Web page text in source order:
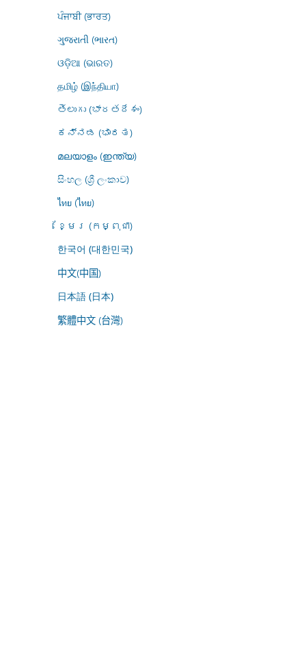
ਪੰਜਾਬੀ (ਭਾਰਤ)
ગુજરાતી (ભારત)
ଓଡ଼ିଆ (ଭାରତ)
தமிழ் (இந்தியா)
తెలుగు (భారతదేశం)
ಕನ್ನಡ (ಭಾರತ)
മലയാളം (ഇന്ത്യ)
සිංහල (ශ්‍රී ලංකාව)
ไทย (ไทย)
ខ្មែរ (កម្ពុជា)
한국어 (대한민국)
中文(中国)
日本語 (日本)
繁體中文 (台灣)